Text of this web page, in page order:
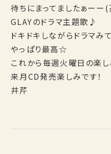
待ちにまってましたぁー
GLAYのドラマ主題歌♪
ドキドキしながらドラマ
やっぱり最高☆
これから毎週火曜日の楽
来月CD発売楽しみです！
井芹